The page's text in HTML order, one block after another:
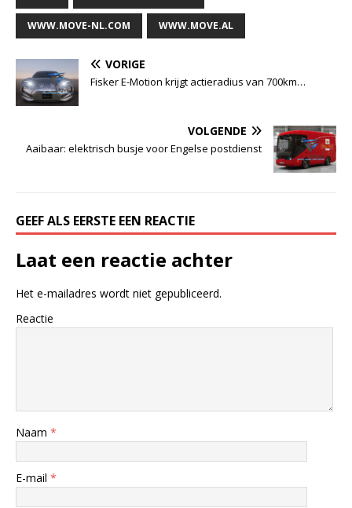
WWW.MOVE-NL.COM WWW.MOVE.AL
VORIGE
Fisker E-Motion krijgt actieradius van 700km…
VOLGENDE
Aaibaar: elektrisch busje voor Engelse postdienst
GEEF ALS EERSTE EEN REACTIE
Laat een reactie achter
Het e-mailadres wordt niet gepubliceerd.
Reactie
Naam *
E-mail *